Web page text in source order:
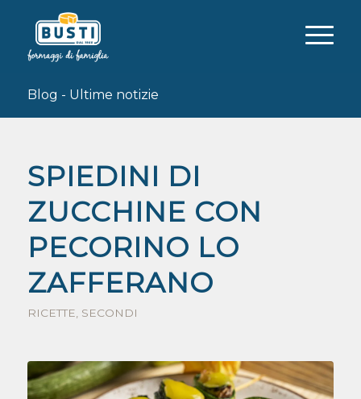
Blog - Ultime notizie
SPIEDINI DI
ZUCCHINE CON
PECORINO LO
ZAFFERANO
RICETTE SECONDI